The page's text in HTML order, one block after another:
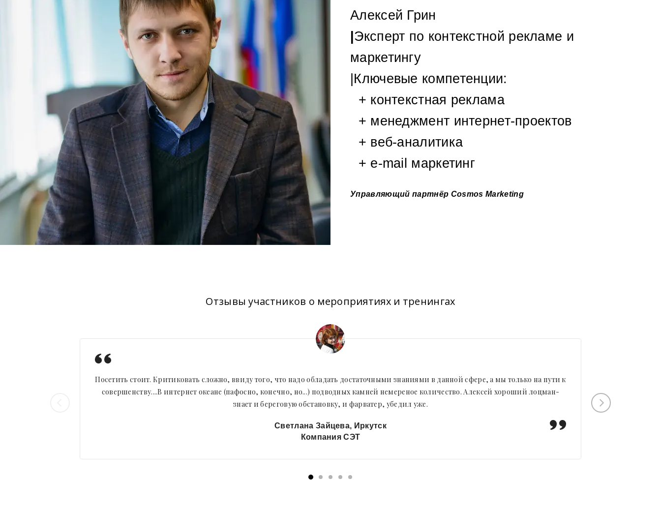
Алексей Грин
|Эксперт по контекстной рекламе и
маркетингу
|Ключевые компетенции:
+ контекстная реклама
+ менеджмент интернет-проектов
+ веб-аналитика
+ e-mail маркетинг
Управляющий партнёр Cosmos Marketing
Отзывы участников о мероприятиях и тренингах
Посетить стоит. Критиковать сложно, ввиду того, что надо обладать достаточными знаниями в данной сфере, а мы только на пути к
совершенству....В интернет океане (пафосно, конечно, но...) подводных камней немереное количество. Алексей хороший лоцман-
знает и береговую обстановку, и фарватер, убедил уже.
Светлана Зайцева, Иркутск
Компания СЭТ